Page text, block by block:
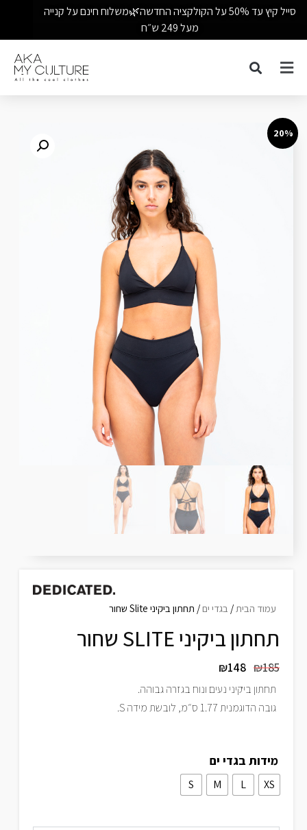
סייל קיץ עד 50% על הקולקציה החדשה🌿משלוח חינם על קנייה
מעל 249 ש״ח
20%
עמוד הבית/ בגדי ים / תחתון ביקיני Slite שחור
תחתון ביקיני SLITE שחור
₪185
₪148
תחתון ביקיני נעים ונוח בגזרה גבוהה.
גובה הדוגמנית 1.77 ס״מ, לובשת מידה S.
מידות בגדי ים
XS
L
M
S